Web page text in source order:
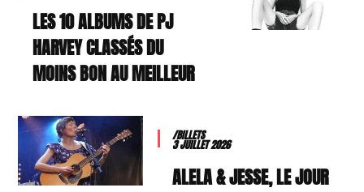
LES 10 ALBUMS DE PJ
HARVEY CLASSÉS DU
MOINS BON AU MEILLEUR
/BILLETS
3 JUILLET 2026
ALELA & JESSE, LE JOUR